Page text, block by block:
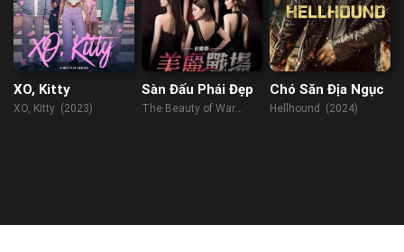
XO, Kitty
XO, Kitty (2023)
Sàn Đấu Phái Đẹp
The Beauty of War
Chó Săn Địa Ngục
Hellhound (2024)